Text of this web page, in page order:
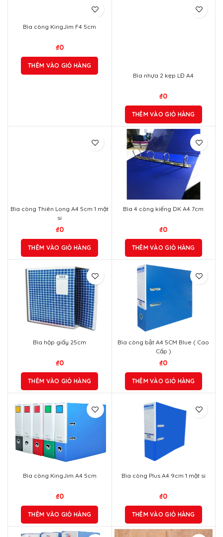
Bìa còng KingJim F4 5cm
₫0
THÊM VÀO GIỎ HÀNG
Bìa nhựa 2 kẹp LĐ A4
₫0
THÊM VÀO GIỎ HÀNG
Bìa 4 còng kiếng DK A4 7cm
₫0
THÊM VÀO GIỎ HÀNG
Bìa hộp giấy 25cm
₫0
THÊM VÀO GIỎ HÀNG
Bìa còng bật A4 5CM Blue ( Cao
Cấp )
₫0
THÊM VÀO GIỎ HÀNG
Bìa còng KingJim A4 5cm
₫0
THÊM VÀO GIỎ HÀNG
Bìa còng Plus A4 9cm 1 mặt si
₫0
THÊM VÀO GIỎ HÀNG